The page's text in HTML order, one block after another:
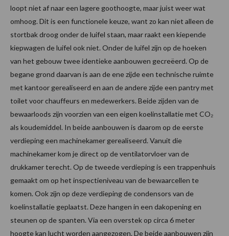
loopt niet af naar een lagere goothoogte, maar juist weer wat
omhoog. Dit is een functionele keuze, want zo kan niet alleen de
stortbak droog onder de luifel staan, maar raakt een kiepende
kiepwagen de luifel ook niet. Onder de luifel zijn op de hoeken
van het gebouw twee identieke aanbouwen gecreëerd. Op de
begane grond daarvan is aan de ene zijde een technische ruimte
met kantoor gerealiseerd en aan de andere zijde een pantry met
toilet voor chauffeurs en medewerkers. Beide zijden van de
bewaarloods zijn voorzien van een eigen koelinstallatie met CO₂
als koudemiddel. In beide aanbouwen is daarom op de eerste
verdieping een machinekamer gerealiseerd. Vanuit die
machinekamer kom je direct op de ventilatorvloer van de
drukkamer terecht. Op de tweede verdieping is een trappenhuis
gemaakt om op het inspectieniveau van de bewaarcellen te
komen. Ook zijn op deze verdieping de condensors van de
koelinstallatie geplaatst. Deze hangen in een dakopening en
steunen op de spanten. Via een overstek op circa 6 meter
hoogte kan lucht worden aangezogen. De beide aanbouwen zijn